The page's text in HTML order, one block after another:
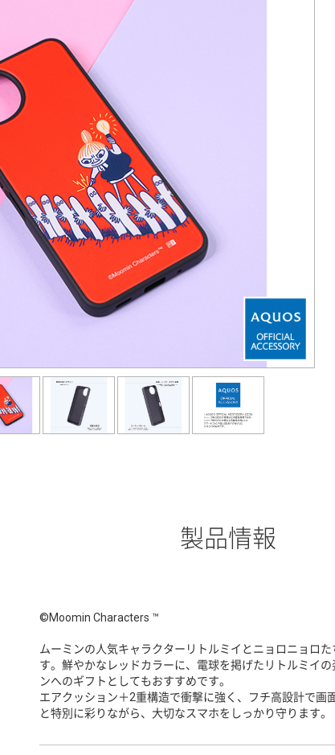
製品情報
©Moomin Characters ™
ムーミンの人気キャラクターリトルミイとニョロニョロ
す。鮮やかなレッドカラーに、電球を掲げたリトルミイ
ンへのギフトとしてもおすすめです。
エアクッション＋2重構造で衝撃に強く、フチ高設計で
と特別に彩りながら、大切なスマホをしっかり守ります。